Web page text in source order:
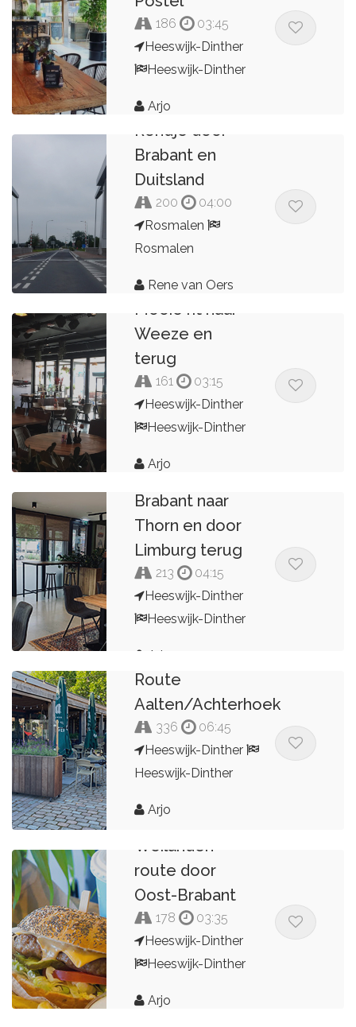
186
03:45
Heeswijk-Dinther
Heeswijk-Dinther
Arjo
Rondje door
Brabant en
Duitsland
200
04:00
Rosmalen
Rosmalen
Rene van Oers
Mooie rit naar
Weeze en
terug
161
03:15
Heeswijk-Dinther
Heeswijk-Dinther
Arjo
Over Vlaams
Brabant naar
Thorn en door
Limburg terug
213
04:15
Heeswijk-Dinther
Heeswijk-Dinther
Arjo
Route
Aalten/Achterhoek
336
06:45
Heeswijk-Dinther
Heeswijk-Dinther
Arjo
Weilanden
route door
Oost-Brabant
178
03:35
Heeswijk-Dinther
Heeswijk-Dinther
Arjo
Oostendorp